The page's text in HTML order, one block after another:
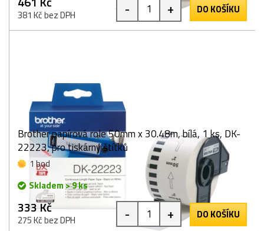
381 Kč bez DPH - + DO KOŠÍKU
Brother papírová role 50mm x 30.48m, bílá, 1 ks, DK-
22223, pro tiskárny štítků
1 bod
Skladem > 9 ks
333 Kč
275 Kč bez DPH - + DO KOŠÍKU